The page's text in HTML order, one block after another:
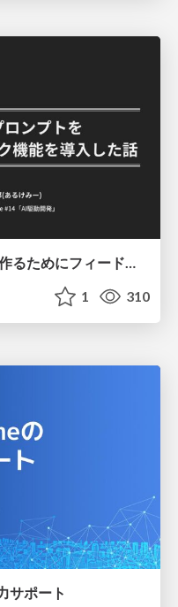
最高のシステムプロンプトを作るためにフィードバック機能を導入した話
1 310
サポート